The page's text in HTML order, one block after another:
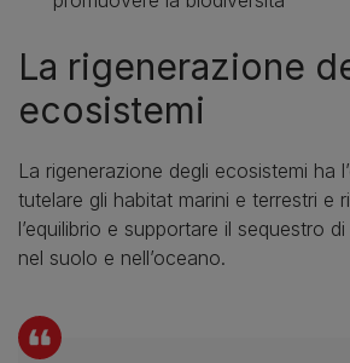
La rigenerazione
ecosistemi
La rigenerazione degli ecosistemi ha
tutelare gli habitat marini e terrestri e
l’equilibrio e supportare il sequestro
nel suolo e nell’oceano.